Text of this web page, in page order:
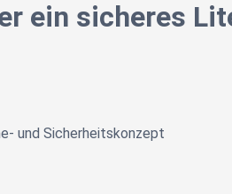
ein sicheres
und Sicherheitskonzept